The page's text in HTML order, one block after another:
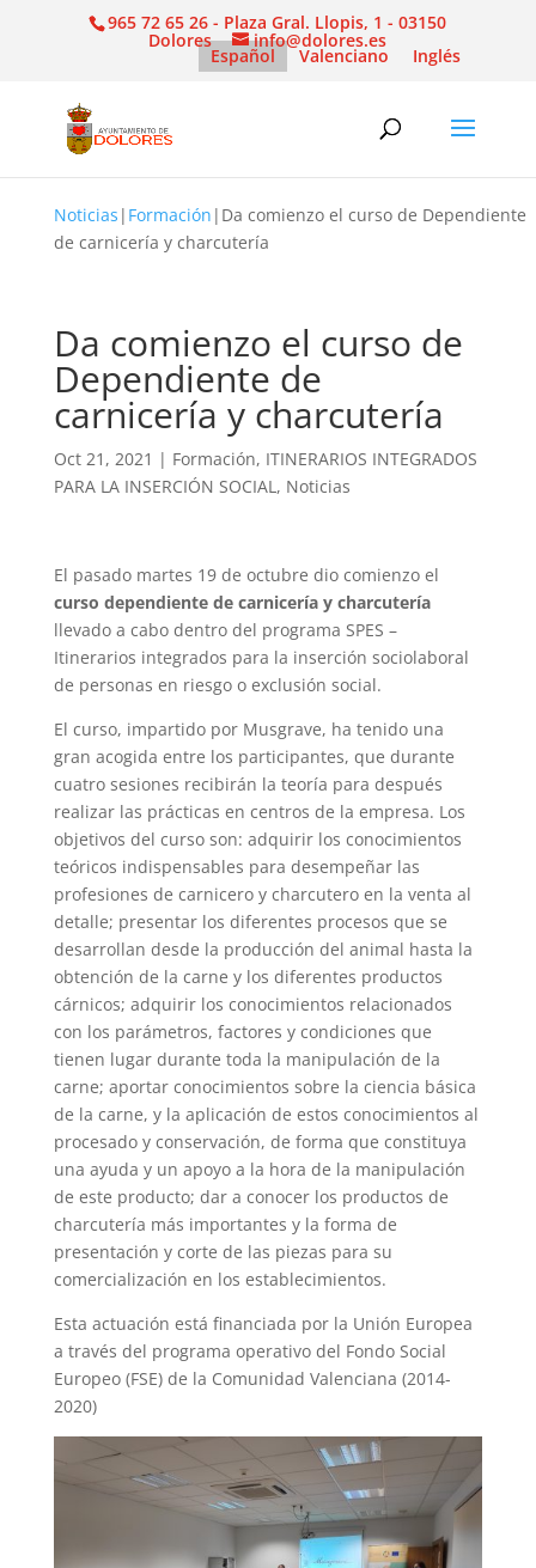
965 72 65 26 - Plaza Gral. Llopis, 1 - 03150
Dolores info@dolores.es
Español Valenciano Inglés
Noticias | Formación | Da comienzo el curso de Dependiente
de carnicería y charcutería
Da comienzo el curso de
Dependiente de
carnicería y charcutería
Oct 21, 2021 | Formación, ITINERARIOS INTEGRADOS
PARA LA INSERCIÓN SOCIAL, Noticias
El pasado martes 19 de octubre dio comienzo el
curso dependiente de carnicería y charcutería
llevado a cabo dentro del programa SPES –
Itinerarios integrados para la inserción sociolaboral
de personas en riesgo o exclusión social.
El curso, impartido por Musgrave, ha tenido una
gran acogida entre los participantes, que durante
cuatro sesiones recibirán la teoría para después
realizar las prácticas en centros de la empresa. Los
objetivos del curso son: adquirir los conocimientos
teóricos indispensables para desempeñar las
profesiones de carnicero y charcutero en la venta al
detalle; presentar los diferentes procesos que se
desarrollan desde la producción del animal hasta la
obtención de la carne y los diferentes productos
cárnicos; adquirir los conocimientos relacionados
con los parámetros, factores y condiciones que
tienen lugar durante toda la manipulación de la
carne; aportar conocimientos sobre la ciencia básica
de la carne, y la aplicación de estos conocimientos al
procesado y conservación, de forma que constituya
una ayuda y un apoyo a la hora de la manipulación
de este producto; dar a conocer los productos de
charcutería más importantes y la forma de
presentación y corte de las piezas para su
comercialización en los establecimientos.
Esta actuación está financiada por la Unión Europea
a través del programa operativo del Fondo Social
Europeo (FSE) de la Comunidad Valenciana (2014-
2020)